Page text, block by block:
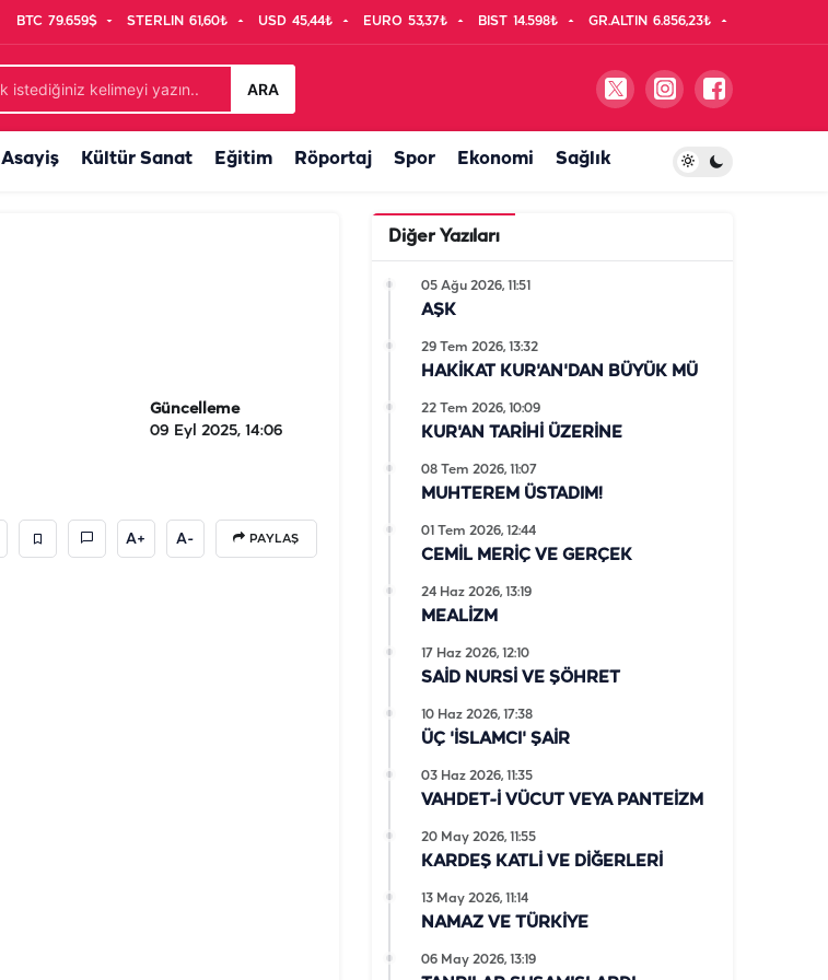
BTC 79.659$ STERLIN 61,60₺ USD 45,44₺ EURO 53,37₺ BIST 14.598₺ GR.ALTIN 6.856,23₺
ARA
Asayiş Kültür Sanat Eğitim Röportaj Spor Ekonomi Sağlık
Güncelleme
09 Eyl 2025, 14:06
A+ A- PAYLAŞ
Diğer Yazıları
AŞK
05 Ağu 2026, 11:51
HAKİKAT KUR'AN'DAN BÜYÜK MÜ
29 Tem 2026, 13:32
KUR'AN TARİHİ ÜZERİNE
22 Tem 2026, 10:09
MUHTEREM ÜSTADIM!
08 Tem 2026, 11:07
CEMİL MERİÇ VE GERÇEK
01 Tem 2026, 12:44
MEALİZM
24 Haz 2026, 13:19
SAİD NURSİ VE ŞÖHRET
17 Haz 2026, 12:10
ÜÇ 'İSLAMCI' ŞAİR
10 Haz 2026, 17:38
VAHDET-İ VÜCUT VEYA PANTEİZM
03 Haz 2026, 11:35
KARDEŞ KATLİ VE DİĞERLERİ
20 May 2026, 11:55
NAMAZ VE TÜRKİYE
13 May 2026, 11:14
06 May 2026, 13:19